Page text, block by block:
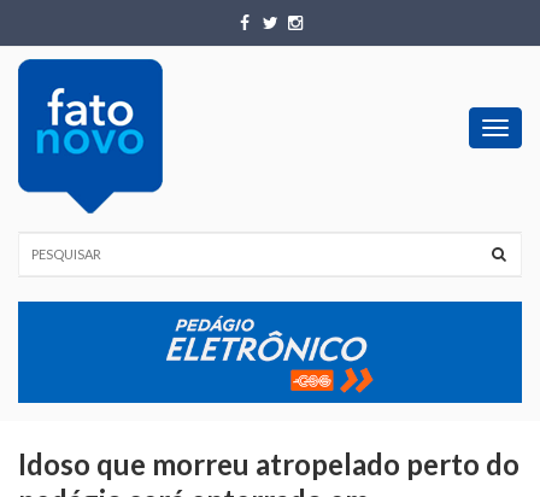
Idoso que morreu atropelado perto do